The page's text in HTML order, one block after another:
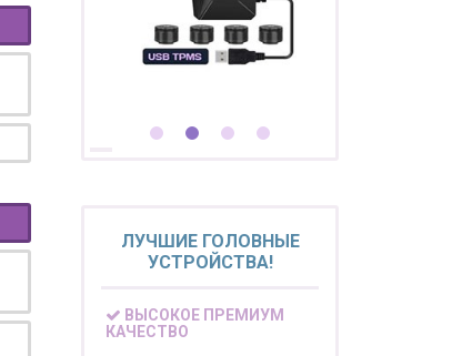
ЛУЧШИЕ ГОЛОВНЫЕ
УСТРОЙСТВА!
ВЫСОКОЕ ПРЕМИУМ
КАЧЕСТВО